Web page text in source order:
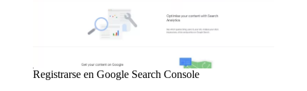
Registrarse en Google Search Console